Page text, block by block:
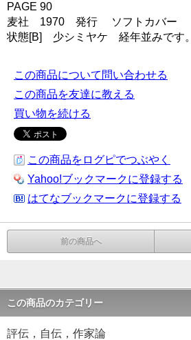
PAGE 90
麦社 1970 発行 ソフトカバー
状態[B] 少シミヤケ 経年並みです。
この商品について問い合わせる
この商品を友達に教える
買い物を続ける
この商品をログピでつぶやく
Yahoo!ブックマークに登録する
はてなブックマークに登録する
前の商品へ
この商品のカテゴリー
評伝，自伝，作家論